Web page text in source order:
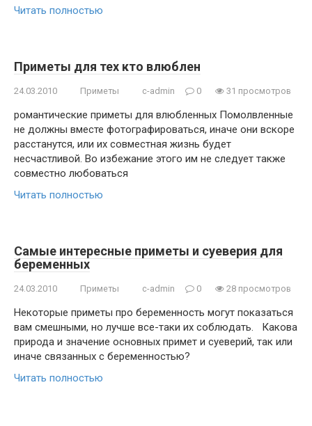
Читать полностью
Приметы для тех кто влюблен
24.03.2010 Приметы c-admin 0 31 просмотров
романтические приметы для влюбленных Помолвленные
не должны вместе фотографироваться, иначе они вскоре
расстанутся, или их совместная жизнь будет
несчастливой. Во избежание этого им не следует также
совместно любоваться
Читать полностью
Самые интересные приметы и суеверия для
беременных
24.03.2010 Приметы c-admin 0 28 просмотров
Некоторые приметы про беременность могут показаться
вам смешными, но лучше все-таки их соблюдать. Какова
природа и значение основных примет и суеверий, так или
иначе связанных с беременностью?
Читать полностью